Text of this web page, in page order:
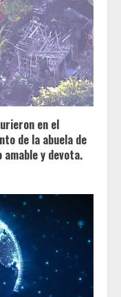
en el
de la abuela de
amable y devota.